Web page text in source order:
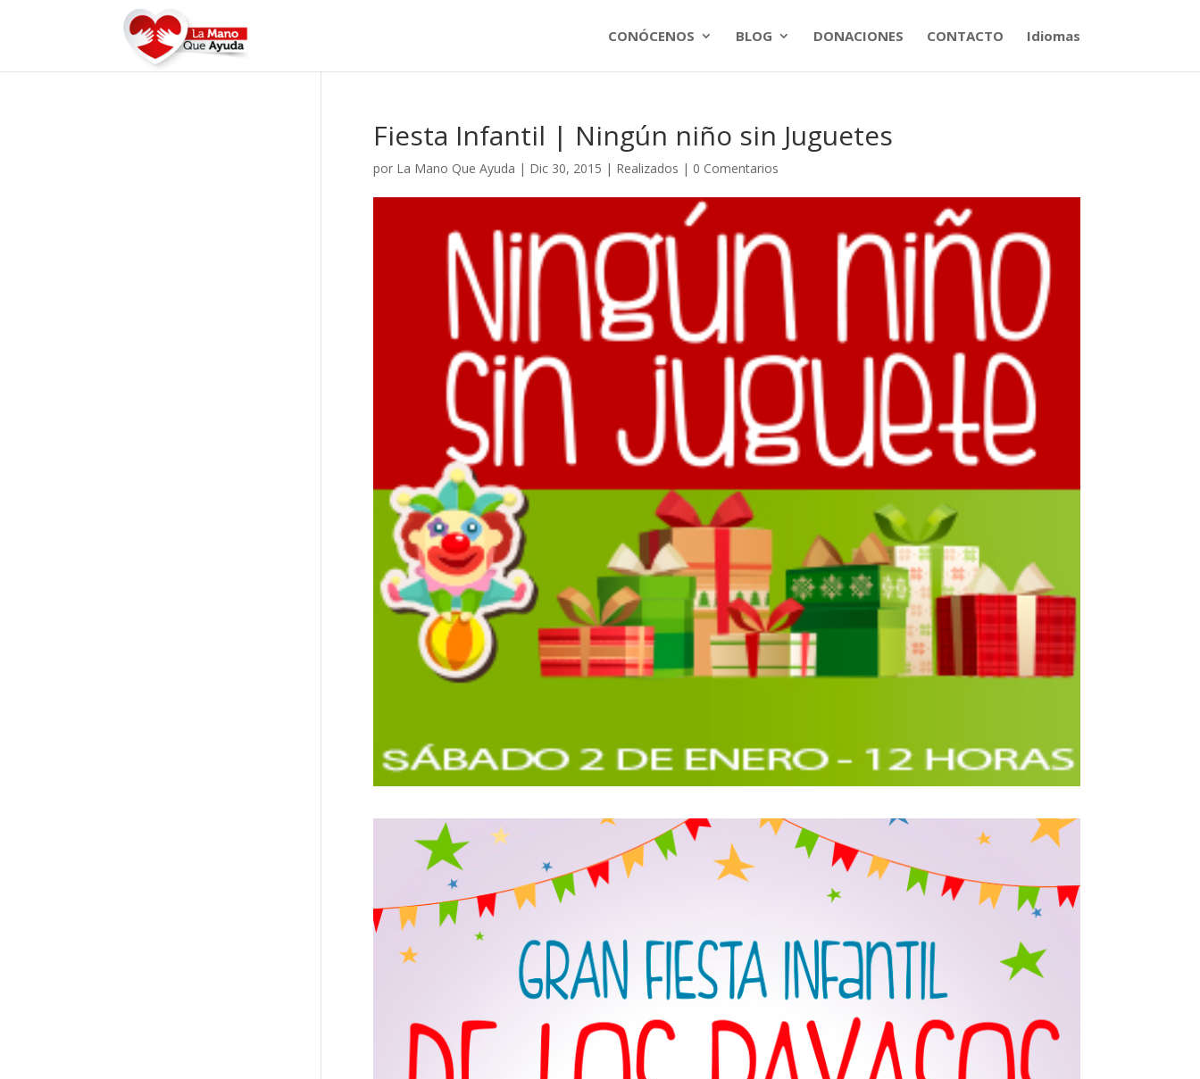
CONÓCENOS BLOG DONACIONES CONTACTO Idiomas
Fiesta Infantil | Ningún niño sin Juguetes
por La Mano Que Ayuda | Dic 30, 2015 | Realizados | 0 Comentarios